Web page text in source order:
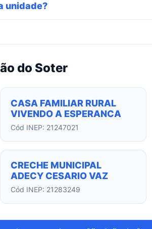
unidade?
do Soter
CASA FAMILIAR RURAL
VIVENDO A ESPERANCA
Cód INEP: 21247021
CRECHE MUNICIPAL
ADECY CESARIO VAZ
Cód INEP: 21283249